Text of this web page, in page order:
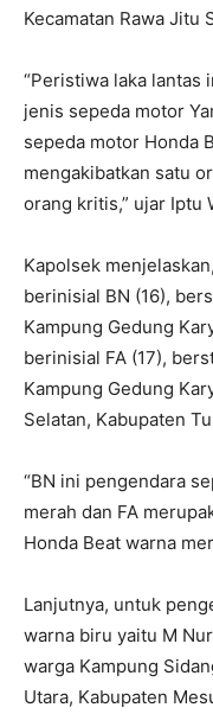
Kecamatan Rawa Jitu
“Peristiwa laka lantas
jenis sepeda motor
sepeda motor Honda
mengakibatkan satu
orang kritis,” ujar Iptu
Kapolsek
berinisial BN (16),
Kampung Gedung
berinisial FA (17),
Kampung Gedung
Selatan, Kabupaten
“BN ini pengendara
merah dan FA
Honda Beat warna
Lanjutnya, untuk
warna biru yaitu M
warga Kampung
Utara, Kabupaten